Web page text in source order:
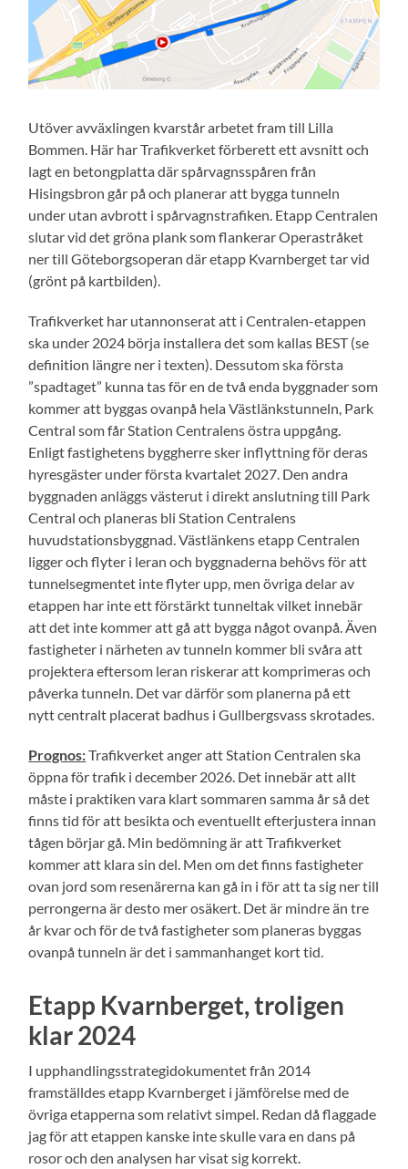
Utöver avväxlingen kvarstår arbetet fram till Lilla
Bommen. Här har Trafikverket förberett ett avsnitt och
lagt en betongplatta där spårvagnsspåren från
Hisingsbron går på och planerar att bygga tunneln
under utan avbrott i spårvagnstrafiken. Etapp Centralen
slutar vid det gröna plank som flankerar Operastråket
ner till Göteborgsoperan där etapp Kvarnberget tar vid
(grönt på kartbilden).
Trafikverket har utannonserat att i Centralen-etappen
ska under 2024 börja installera det som kallas BEST (se
definition längre ner i texten). Dessutom ska första
”spadtaget” kunna tas för en de två enda byggnader som
kommer att byggas ovanpå hela Västlänkstunneln, Park
Central som får Station Centralens östra uppgång.
Enligt fastighetens byggherre sker inflyttning för deras
hyresgäster under första kvartalet 2027. Den andra
byggnaden anläggs västerut i direkt anslutning till Park
Central och planeras bli Station Centralens
huvudstationsbyggnad. Västlänkens etapp Centralen
ligger och flyter i leran och byggnaderna behövs för att
tunnelsegmentet inte flyter upp, men övriga delar av
etappen har inte ett förstärkt tunneltak vilket innebär
att det inte kommer att gå att bygga något ovanpå. Även
fastigheter i närheten av tunneln kommer bli svåra att
projektera eftersom leran riskerar att komprimeras och
påverka tunneln. Det var därför som planerna på ett
nytt centralt placerat badhus i Gullbergsvass skrotades.
Prognos:Trafikverket anger att Station Centralen ska
öppna för trafik i december 2026. Det innebär att allt
måste i praktiken vara klart sommaren samma år så det
finns tid för att besikta och eventuellt efterjustera innan
tågen börjar gå. Min bedömning är att Trafikverket
kommer att klara sin del. Men om det finns fastigheter
ovan jord som resenärerna kan gå in i för att ta sig ner till
perrongerna är desto mer osäkert. Det är mindre än tre
år kvar och för de två fastigheter som planeras byggas
ovanpå tunneln är det i sammanhanget kort tid.
Etapp Kvarnberget, troligen
klar 2024
I upphandlingsstrategidokumentet från 2014
framställdes etapp Kvarnberget i jämförelse med de
övriga etapperna som relativt simpel. Redan då flaggade
jag för att etappen kanske inte skulle vara en dans på
rosor och den analysen har visat sig korrekt.